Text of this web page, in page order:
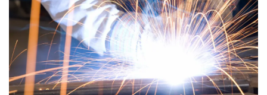
Se alle leverandører her